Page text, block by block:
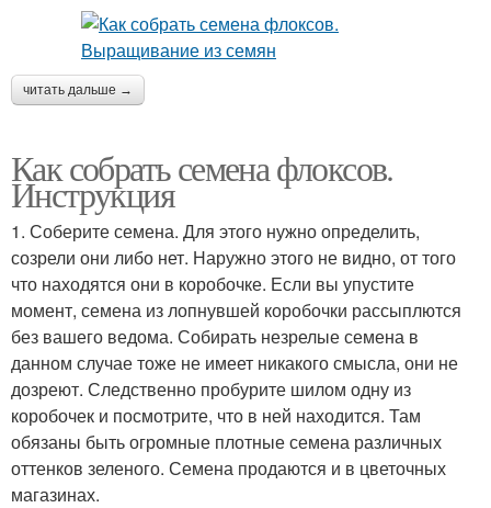
читать дальше →
Как собрать семена флоксов.
Инструкция
1. Соберите семена. Для этого нужно определить,
созрели они либо нет. Наружно этого не видно, от того
что находятся они в коробочке. Если вы упустите
момент, семена из лопнувшей коробочки рассыплются
без вашего ведома. Собирать незрелые семена в
данном случае тоже не имеет никакого смысла, они не
дозреют. Следственно пробурите шилом одну из
коробочек и посмотрите, что в ней находится. Там
обязаны быть огромные плотные семена различных
оттенков зеленого. Семена продаются и в цветочных
магазинах.